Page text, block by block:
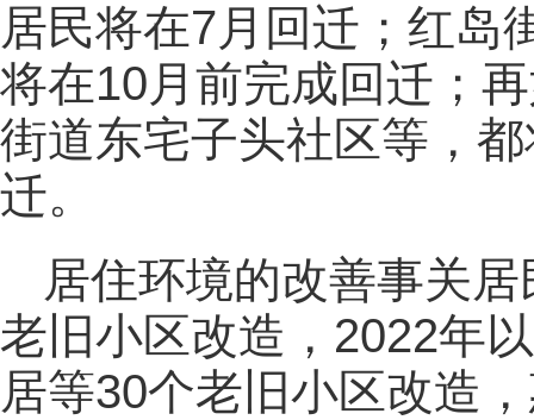
居民将在7月回迁；红岛
将在10月前完成回迁；
街道东宅子头社区等，
迁。
居住环境的改善事关
老旧小区改造，2022年
居等30个老旧小区改造